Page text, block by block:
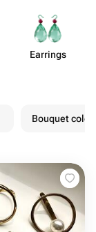
Earrings
Bouquet